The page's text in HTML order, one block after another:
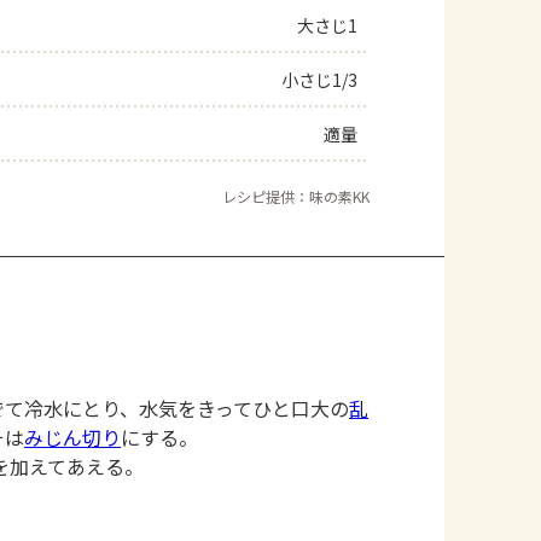
大さじ1
小さじ1/3
適量
レシピ提供：味の素KK
冷水にとり、水気をきってひと口大の乱
みじん切り にする。
えてあえる。